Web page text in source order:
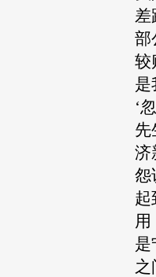
差
部
较
是
‘
先
济
怨
起
用
是
之